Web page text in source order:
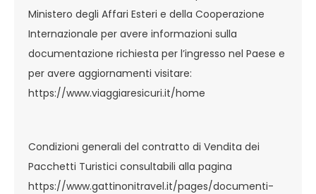
Ministero degli Affari Esteri e della Cooperazione
Internazionale per avere informazioni sulla
documentazione richiesta per l’ingresso nel Paese e
per avere aggiornamenti visitare:
https://www.viaggiaresicuri.it/home
Condizioni generali del contratto di Vendita dei
Pacchetti Turistici consultabili alla pagina
https://www.gattinonitravel.it/pages/documenti-